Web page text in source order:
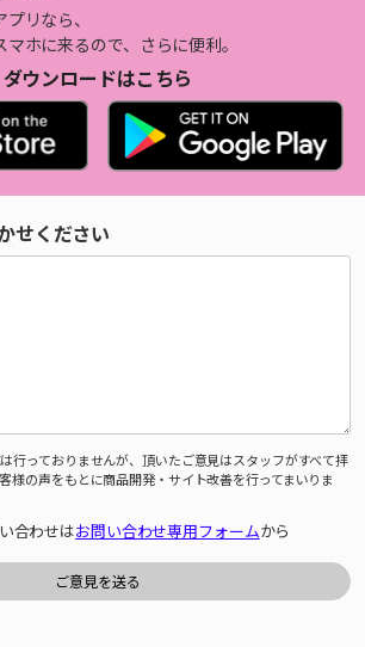
リなら、
ホに来るので、さらに便利。
ダウンロードはこちら
せください
行っておりませんが、頂いたご意見はスタッフがすべて拝
様の声をもとに商品開発・サイト改善を行ってまいりま
合わせはお問い合わせ専用フォームから